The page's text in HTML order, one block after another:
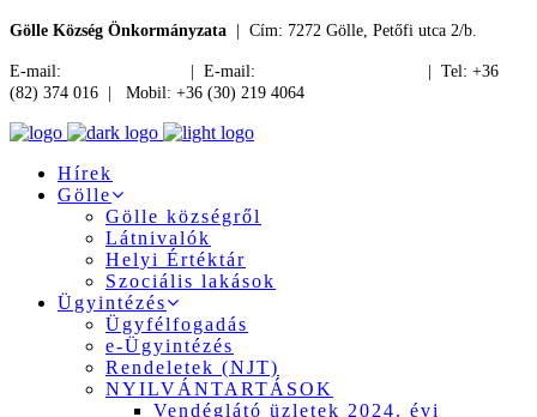
Gölle Község Önkormányzata | Cím: 7272 Gölle, Petőfi utca 2/b.
E-mail: | E-mail:
| Tel: +36
(82) 374 016 | Mobil: +36 (30) 219 4064
Hírek
Gölle
Gölle községről
Látnivalók
Helyi Értéktár
Szociális lakások
Ügyintézés
Ügyfélfogadás
e-Ügyintézés
Rendeletek (NJT)
NYILVÁNTARTÁSOK
Vendéglátó üzletek 2024. évi